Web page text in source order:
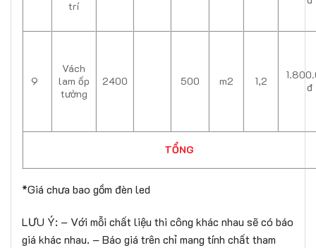
trí
9
Vách
lam ốp
tường
2400 500 m2 1,2
đ
TỔNG
*Giá chưa bao gồm đèn led
LƯU Ý: – Với mỗi chất liệu thi công khác nhau sẽ có báo
giá khác nhau. – Báo giá trên chỉ mang tính chất tham